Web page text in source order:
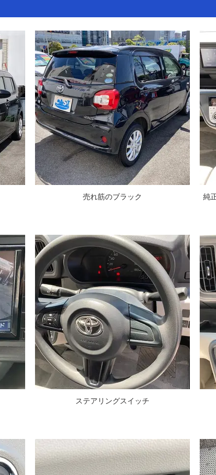
売れ筋のブラック 純
ステアリングスイッチ